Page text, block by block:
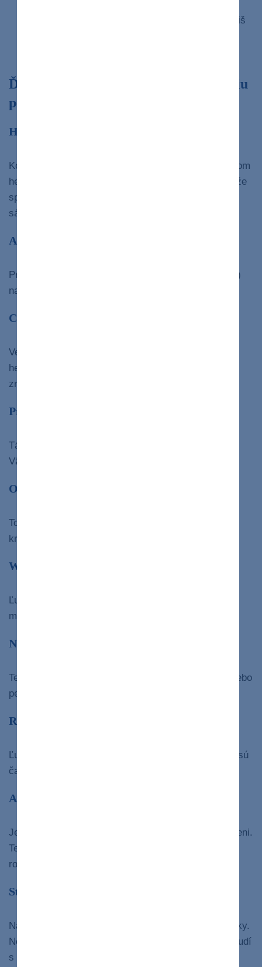
spôsobuje, že vaše telo absorbuje a ukladá príliš
Ďalšie stavy, ktoré môžu viesť k zlyhaniu
pečene:
Hepatitída A
Kontakt s jedlom alebo vodou kontaminovanou vírusom
hepatitídy A alebo s osobou infikovanou vírusom môže
spôsobiť zápal pečene. Tento typ zvyčajne zmizne
sám.
Autoimunitná hepatitída
Pri tomto type imunitný systém vášho tela (nie vírus)
napáda vašu pečeň a spôsobuje v nej zápal.
Cirhóza
Veci, ako je dlhoročné pitie alkoholu alebo jazva po
hepatitíde, môžu vašej pečeni sťažiť alebo dokonca
znemožniť prácu.
Primárna sklerotizujúca cholangitída
Táto choroba pomaly poškodzuje vaše žlčové cesty.
Väčšinou postihuje mladých mužov.
Oxalóza
To je prípad, keď sa vaše obličky nedokážu zbaviť
kryštálov oxalátu vápenatého močom.
Wilsonova choroba
Ľudia s touto zriedkavou dedičnou chorobou majú v
mozgu a pečeni príliš veľa medi.
Nedostatok alfa-1 antitrypsínu
Tento genetický stav môže viesť k ochoreniu pľúc alebo
pečene.
Rakovina pečene
Ľudia s dlhodobou hepatitídou B alebo hepatitídou C sú
často postihnutí práve týmto typom rakoviny.
Adenóm pečene
Je to výskyt benígnych nádorov na inak zdravej pečeni.
Tento stav často postihuje ženy vo veku 20 až 44
rokov.
Stukovatenie pečene
Na vašej pečeni sa môžu hromadiť extra tukové bunky.
Nealkoholické stukovatenie pečene často postihuje ľudí
s nadváhou, obezitou alebo vysokým cholesterolom.